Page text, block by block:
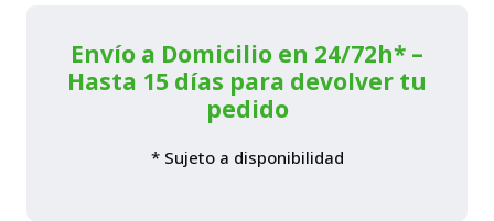
Envío a Domicilio en 24/72h* –
Hasta 15 días para devolver tu
pedido
* Sujeto a disponibilidad